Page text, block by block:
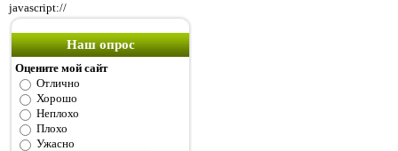
javascript://
Наш опрос
Оцените мой сайт
Отлично
Хорошо
Неплохо
Плохо
Ужасно